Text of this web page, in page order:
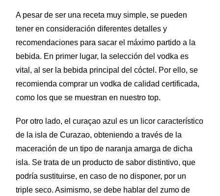
A pesar de ser una receta muy simple, se pueden
tener en consideración diferentes detalles y
recomendaciones para sacar el máximo partido a la
bebida. En primer lugar, la selección del vodka es
vital, al ser la bebida principal del cóctel. Por ello, se
recomienda comprar un vodka de calidad certificada,
como los que se muestran en nuestro top.
Por otro lado, el curaçao azul es un licor característico
de la isla de Curazao, obteniendo a través de la
maceración de un tipo de naranja amarga de dicha
isla. Se trata de un producto de sabor distintivo, que
podría sustituirse, en caso de no disponer, por un
triple seco. Asimismo, se debe hablar del zumo de